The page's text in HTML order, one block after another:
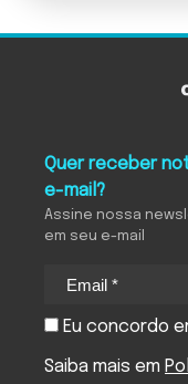
Quer receber
e-mail?
Assine nossa
em seu e-mail
Eu concordo
Saiba mais em